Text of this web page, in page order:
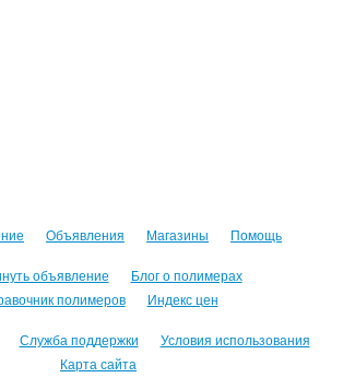
Объявления Магазины Помощь
объявление
Блог о полимерах
полимеров
Индекс цен
Служба поддержки
Условия использования
Карта сайта